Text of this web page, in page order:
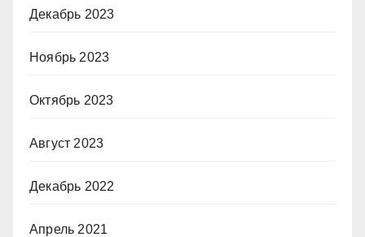
Декабрь 2023
Ноябрь 2023
Октябрь 2023
Август 2023
Декабрь 2022
Апрель 2021